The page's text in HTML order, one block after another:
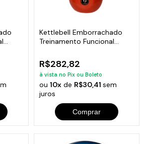
Kettlebell Emborrachado
Treinamento Funcional
R$282,82
à vista no Pix ou Boleto
ou 10xde R$30,41 sem
juros
Comprar